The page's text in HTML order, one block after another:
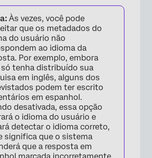
Às vezes, você pode
que os metadados do
do usuário não
ao idioma da
Por exemplo, embora
só tenha distribuído sua
em inglês, alguns dos
podem ter escrito
em espanhol.
desativada, essa opção
o idioma do usuário e
detectar o idioma correto,
significa que o sistema
que a resposta em